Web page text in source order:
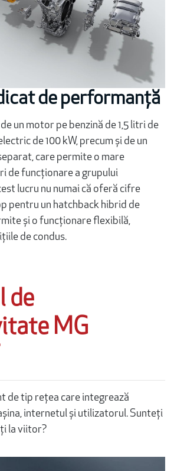
de performanță
un motor pe benzină de 1,5 litri de
de 100 kW, precum și de un
care permite o mare
de funcționare a grupului
lucru nu numai că oferă cifre
pentru un hatchback hibrid de
și o funcționare flexibilă,
de condus.
de
MG
de tip rețea care integrează
internetul și utilizatorul. Sunteți
la viitor?